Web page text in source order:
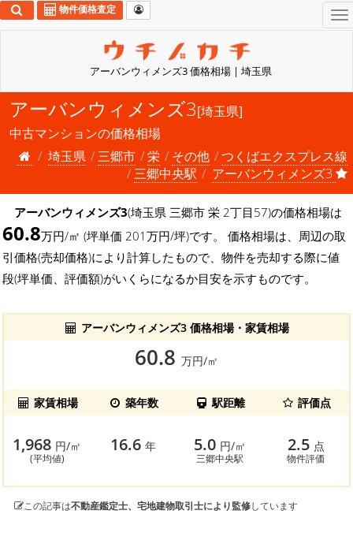
アーバンウィメンズ3 価格相場 | 埼玉県
物件価格査定
アーバンウィメンズ3[埼玉県]
中古マンションの価格相場
埼玉県
三郷市 栄 その他
つくばエクスプレス線
三郷中央駅
アーバンウィメンズ3
アーバンウィメンズ3(埼玉県 三郷市 栄 2丁目57)の価格相場は
60.8万円/㎡ (坪単価 201万円/坪)です。 価格相場は、周辺の取
引価格(売却価格)により計算したもので、物件を売却する際に値
段(坪単価、評価額)がいくらになるか目安を示すものです。
アーバンウィメンズ3 価格相場・家賃相場
60.8 万円/㎡
家賃相場 築年数 駅距離 評価点
1,968 円/㎡
(平均値)
16.6年 5.0 円/㎡
三郷中央駅
2.5 点
物件評価
この記事は不動産鑑定士、宅地建物取引士により監修しています